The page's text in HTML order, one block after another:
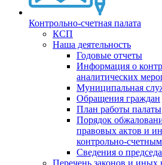
Контрольно-счетная палата
КСП
Наша деятельность
Годовые отчеты
Информация о
аналитических
Муниципальная
Обращения граждан
План работы палаты
Порядок
правовых актов и
контрольно-
Сведения о
Перечень законов и